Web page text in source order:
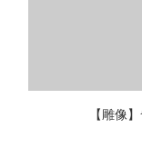
【雕像